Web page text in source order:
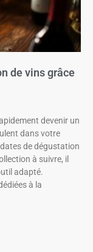
de vins grâce
devenir un
dans votre
de dégustation
à suivre, il
adapté.
à la